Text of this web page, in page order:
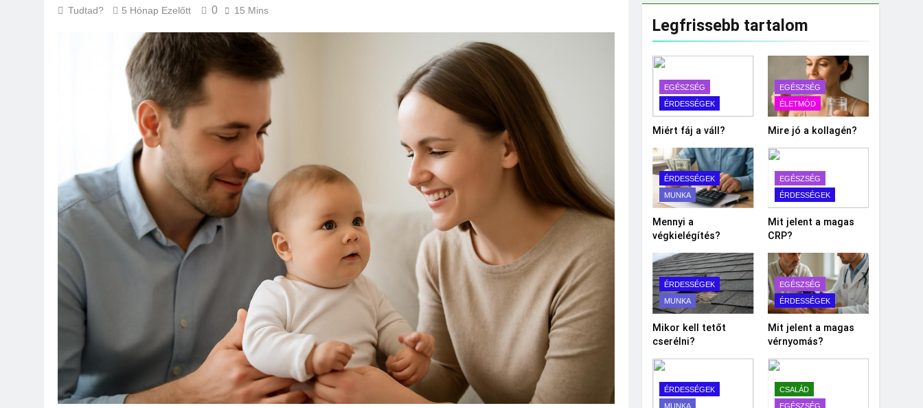
Tudtad? 5 Hónap Ezelőtt 0 15 Mins
Legfrissebb tartalom
EGÉSZSÉG
ÉRDESSÉGEK
Miért fáj a váll?
EGÉSZSÉG
ÉLETMÓD
Mire jó a kollagén?
ÉRDESSÉGEK
MUNKA
Mennyi a
végkielégítés?
EGÉSZSÉG
ÉRDESSÉGEK
Mit jelent a magas
CRP?
ÉRDESSÉGEK
MUNKA
Mikor kell tetőt
cserélni?
EGÉSZSÉG
ÉRDESSÉGEK
Mit jelent a magas
vérnyomás?
ÉRDESSÉGEK
MUNKA
CSALÁD
EGÉSZSÉG